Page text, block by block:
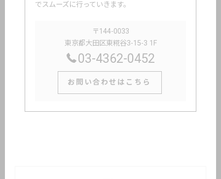
でスムーズに行っていきます。
〒144-0033
東京都大田区東糀谷3-15-3 1F
03-4362-0452
お問い合わせはこちら